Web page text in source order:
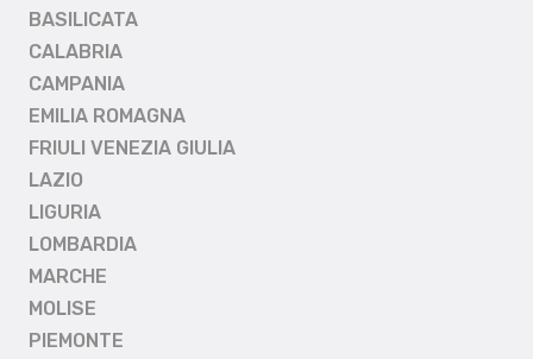
BASILICATA
CALABRIA
CAMPANIA
EMILIA ROMAGNA
FRIULI VENEZIA GIULIA
LAZIO
LIGURIA
LOMBARDIA
MARCHE
MOLISE
PIEMONTE